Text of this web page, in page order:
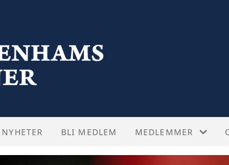
NYHETER BLI MEDLEM MEDLEMMER